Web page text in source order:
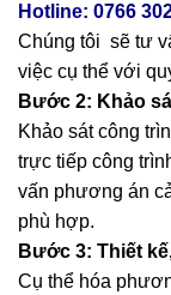
Hotline: 0766
Chúng tôi sẽ tư
việc cụ thể với
Bước 2: Khảo
Khảo sát công
trực tiếp công
vấn phương án
phù hợp.
Bước 3: Thiết
Cụ thể hóa